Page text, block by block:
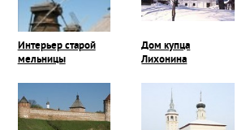
Интерьер старой
мельницы
Дом купца
Лихонина